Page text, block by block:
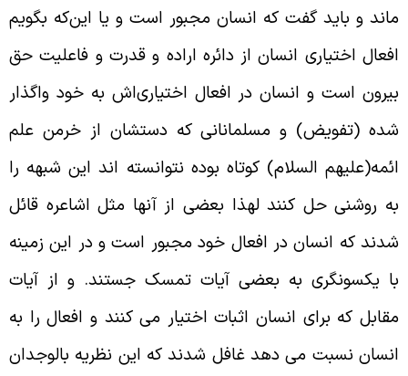
و باید گفت که انسان مجبور است و یا این‌که بگویم
اختیاری انسان از دائره اراده و قدرت و فاعلیت حق
است و انسان در افعال اختیاری‌اش به خود واگذار
(تفویض) و مسلمانانی که دستشان از خرمن علم
السلام) کوتاه بوده نتوانسته اند این شبهه را
روشنی حل کنند لهذا بعضی از آنها مثل اشاعره قائل
که انسان در افعال خود مجبور است و در این زمینه
یکسونگری به بعضی آیات تمسک جستند. و از آیات
که برای انسان اثبات اختیار می‌ کنند و افعال را به
نسبت می‌ دهد غافل شدند که این نظریه بالوجدان